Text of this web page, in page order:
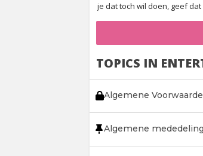
je dat toch wil doen, geef
TOPICS IN
Algemene
Algemene